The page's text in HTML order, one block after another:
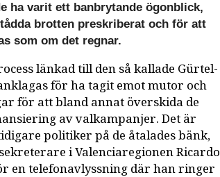
ha varit ett banbrytande ögonblick,
brotten preskriberat och för att
som om det regnar.
länkad till den så kallade Gürtel-
för ha tagit emot mutor och
för att bland annat överskida de
av valkampanjer. Det är
politiker på de åtalades bänk,
i Valenciaregionen Ricardo
en telefonavlyssning där han ringer